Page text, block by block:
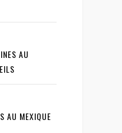
AU
AU MEXIQUE